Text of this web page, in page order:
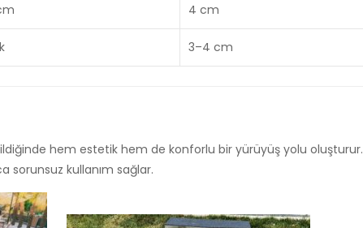
4 cm
3–4 cm
hem estetik hem de konforlu bir yürüyüş yolu oluşturur.
sorunsuz kullanım sağlar.